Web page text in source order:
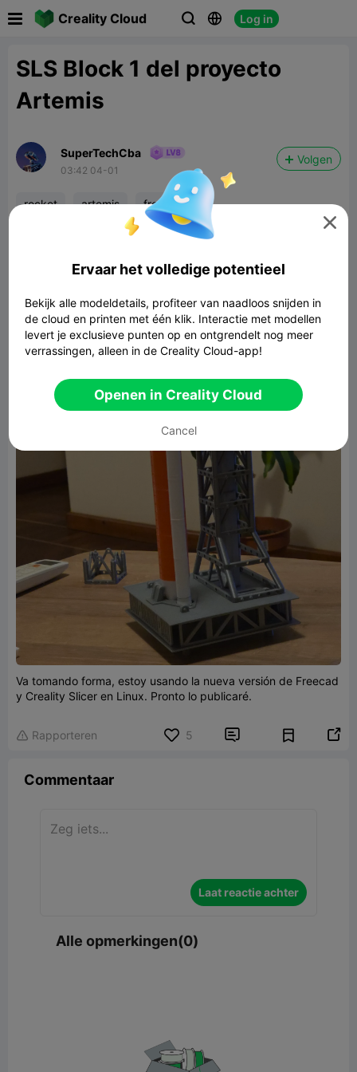
Creality Cloud   Log in
SLS Block 1 del proyecto
Artemis
SuperTechCba
03:42 04-01
Volgen
rocket artemis freecad
Va tomando forma, estoy usando la nueva versión de Freecad
y Creality Slicer en Linux. Pronto lo publicaré.
 Rapporteren 5  
Commentaar
Laat reactie achter
Alle opmerkingen(0)

Ervaar het volledige potentieel
Bekijk alle modeldetails, profiteer van naadloos snijden in
de cloud en printen met één klik. Interactie met modellen
levert je exclusieve punten op en ontgrendelt nog meer
verrassingen, alleen in de Creality Cloud-app!
Openen in Creality Cloud
Cancel